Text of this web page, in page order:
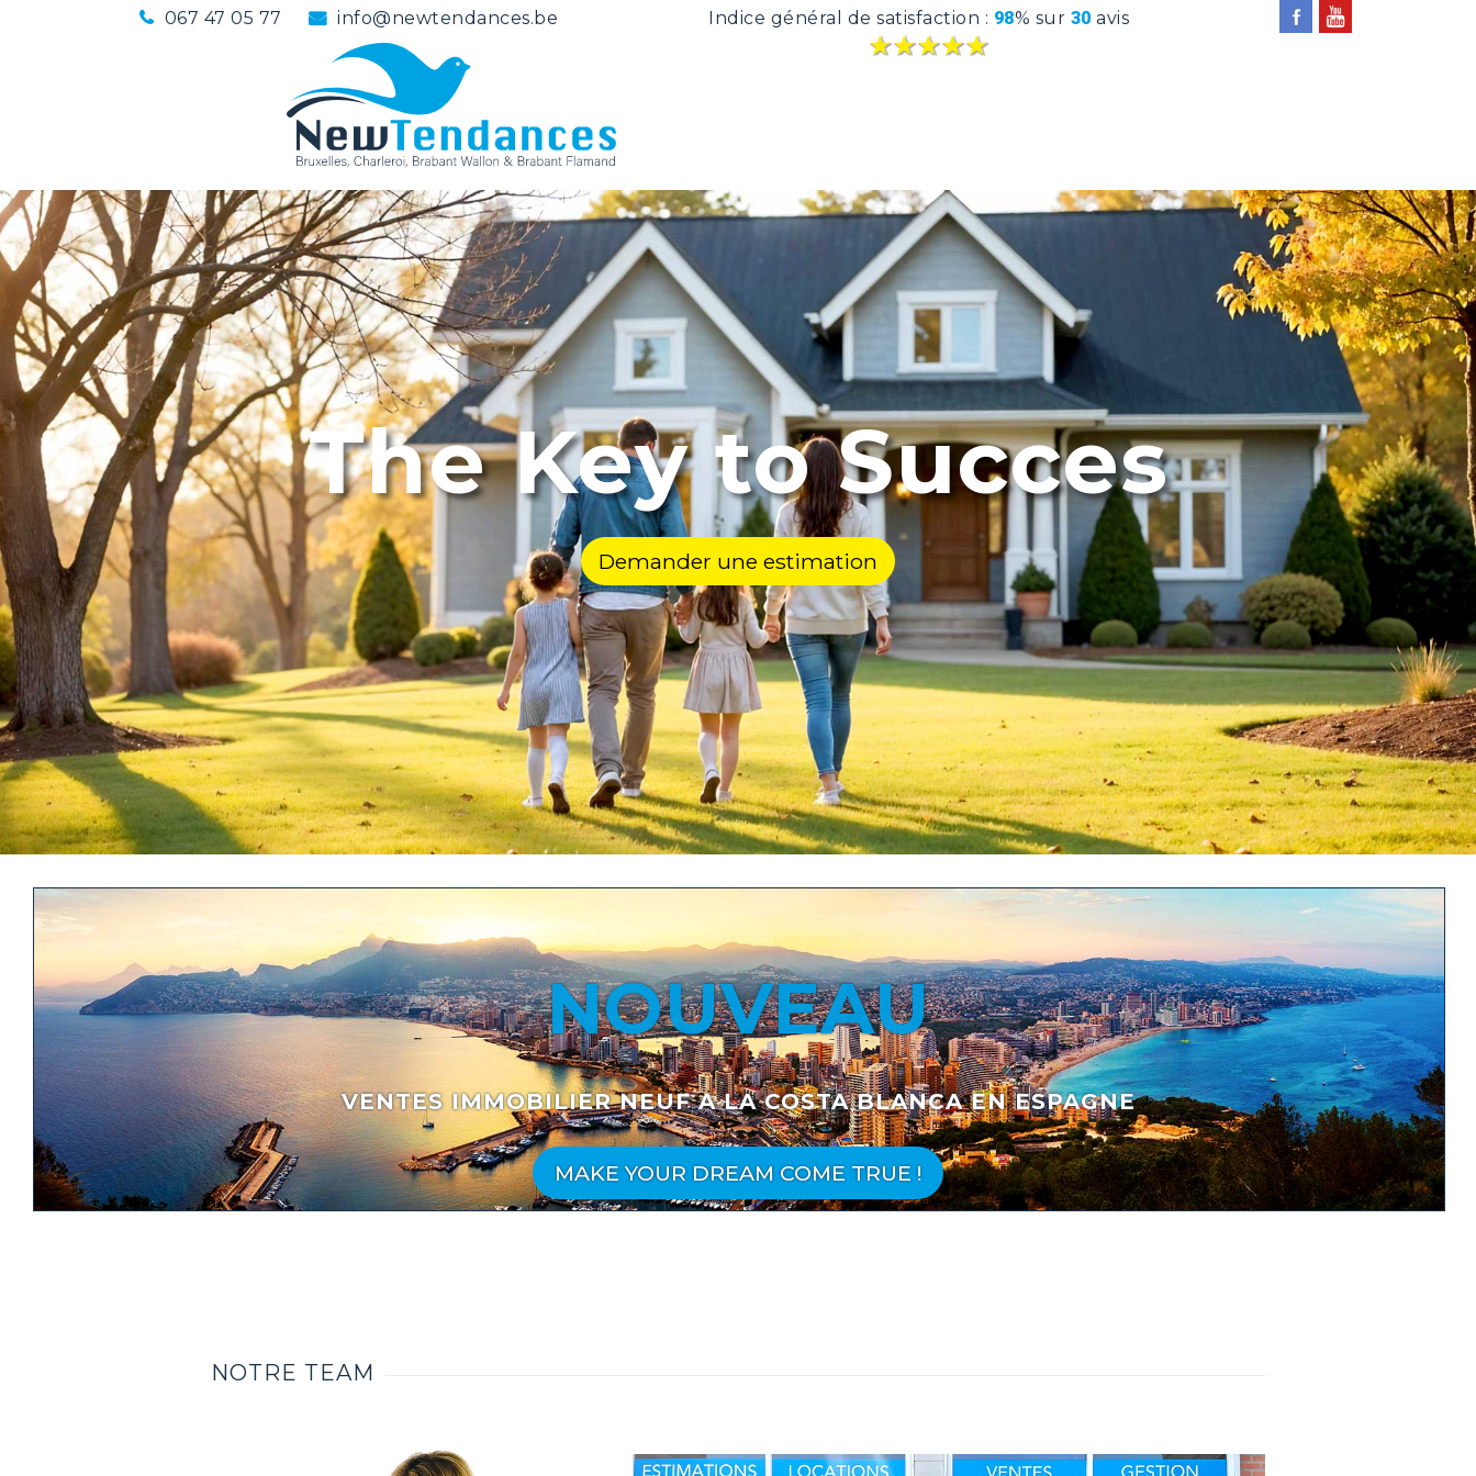
067 47 05 77 info@newtendances.be Indice général de satisfaction : 98% sur 30 avis
★★★★★
★★★★★
The Key to Succes
Demander une estimation
NOUVEAU
VENTES IMMOBILIER NEUF A LA COSTA BLANCA EN ESPAGNE
MAKE YOUR DREAM COME TRUE !
NOTRE TEAM